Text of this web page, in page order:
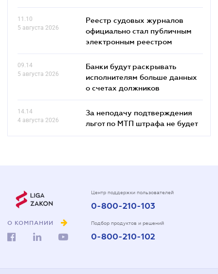
11.10
5 августа 2026
Реестр судовых журналов
официально стал публичным
электронным реестром
09.14
5 августа 2026
Банки будут раскрывать
исполнителям больше данных
о счетах должников
14.14
4 августа 2026
За неподачу подтверждения
льгот по МТП штрафа не будет
О КОМПАНИИ
Центр поддержки пользователей
0-800-210-103
Подбор продуктов и решений
0-800-210-102